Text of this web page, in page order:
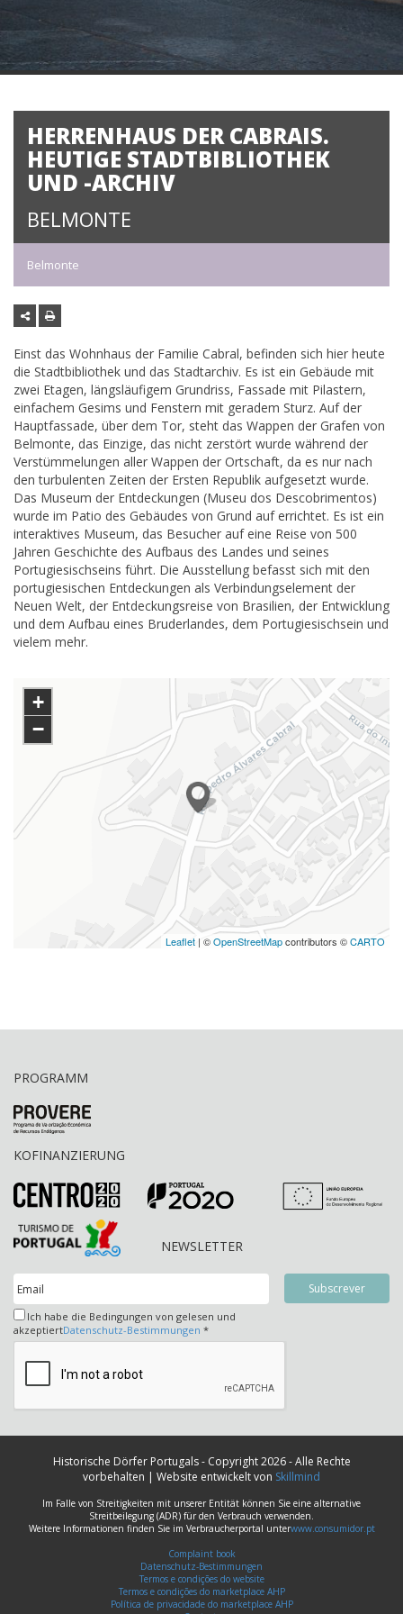
HERRENHAUS DER CABRAIS.
HEUTIGE STADTBIBLIOTHEK
UND -ARCHIV
BELMONTE
Belmonte
Einst das Wohnhaus der Familie Cabral, befinden sich hier heute
die Stadtbibliothek und das Stadtarchiv. Es ist ein Gebäude mit
zwei Etagen, längsläufigem Grundriss, Fassade mit Pilastern,
einfachem Gesims und Fenstern mit geradem Sturz. Auf der
Hauptfassade, über dem Tor, steht das Wappen der Grafen von
Belmonte, das Einzige, das nicht zerstört wurde während der
Verstümmelungen aller Wappen der Ortschaft, da es nur nach
den turbulenten Zeiten der Ersten Republik aufgesetzt wurde.
Das Museum der Entdeckungen (Museu dos Descobrimentos)
wurde im Patio des Gebäudes von Grund auf errichtet. Es ist ein
interaktives Museum, das Besucher auf eine Reise von 500
Jahren Geschichte des Aufbaus des Landes und seines
Portugiesischseins führt. Die Ausstellung befasst sich mit den
portugiesischen Entdeckungen als Verbindungselement der
Neuen Welt, der Entdeckungsreise von Brasilien, der Entwicklung
und dem Aufbau eines Bruderlandes, dem Portugiesischsein und
vielem mehr.
+
−
Leaflet | ©OpenStreetMapcontributors ©CARTO
PROGRAMM
KOFINANZIERUNG
NEWSLETTER
Ich habe die Bedingungen von gelesen und
akzeptiertDatenschutz-Bestimmungen *
Historische Dörfer Portugals - Copyright 2026 - Alle Rechte
vorbehalten | Website entwickelt von Skillmind
Im Falle von Streitigkeiten mit unserer Entität können Sie eine alternative
Streitbeilegung (ADR) für den Verbrauch verwenden.
Weitere Informationen finden Sie im Verbraucherportal unterwww.consumidor.pt
Complaint book
Datenschutz-Bestimmungen
Termos e condições do website
Termos e condições do marketplace AHP
Política de privacidade do marketplace AHP